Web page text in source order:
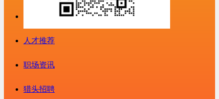
人才推荐
职场资讯
猎头招聘